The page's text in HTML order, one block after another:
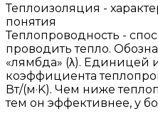
Теплоизоляция -
понятия
Теплопроводность -
проводить тепло.
«лямбда» (λ). Единицей
коэффициента
Вт/(м·K). Чем ниже
тем он эффективнее, у